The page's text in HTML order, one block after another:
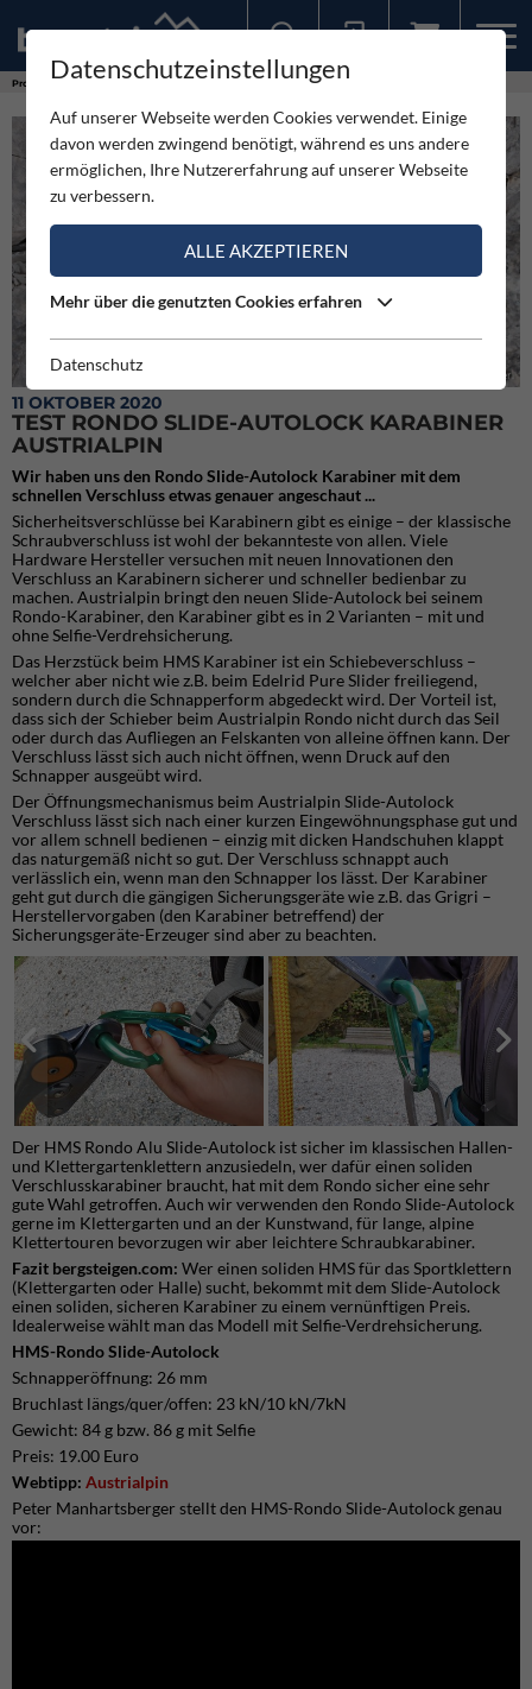
Produkte
Beim alpinen Klettern mit dem HMS RONDO Slide-Autolock Karabiner.
11 OKTOBER 2020
TEST RONDO SLIDE-AUTOLOCK KARABINER
AUSTRIALPIN
Wir haben uns den Rondo Slide-Autolock Karabiner mit dem
schnellen Verschluss etwas genauer angeschaut ...
Sicherheitsverschlüsse bei Karabinern gibt es einige – der klassische
Schraubverschluss ist wohl der bekannteste von allen. Viele
Hardware Hersteller versuchen mit neuen Innovationen den
Verschluss an Karabinern sicherer und schneller bedienbar zu
machen. Austrialpin bringt den neuen Slide-Autolock bei seinem
Rondo-Karabiner, den Karabiner gibt es in 2 Varianten – mit und
ohne Selfie-Verdrehsicherung.
Das Herzstück beim HMS Karabiner ist ein Schiebeverschluss –
welcher aber nicht wie z.B. beim Edelrid Pure Slider freiliegend,
sondern durch die Schnapperform abgedeckt wird. Der Vorteil ist,
dass sich der Schieber beim Austrialpin Rondo nicht durch das Seil
oder durch das Aufliegen an Felskanten von alleine öffnen kann. Der
Verschluss lässt sich auch nicht öffnen, wenn Druck auf den
Schnapper ausgeübt wird.
Der Öffnungsmechanismus beim Austrialpin Slide-Autolock
Verschluss lässt sich nach einer kurzen Eingewöhnungsphase gut und
vor allem schnell bedienen – einzig mit dicken Handschuhen klappt
das naturgemäß nicht so gut. Der Verschluss schnappt auch
verlässlich ein, wenn man den Schnapper los lässt. Der Karabiner
geht gut durch die gängigen Sicherungsgeräte wie z.B. das Grigri –
Herstellervorgaben (den Karabiner betreffend) der
Sicherungsgeräte-Erzeuger sind aber zu beachten.
Der HMS Rondo Alu Slide-Autolock ist sicher im klassischen Hallen-
und Klettergartenklettern anzusiedeln, wer dafür einen soliden
Verschlusskarabiner braucht, hat mit dem Rondo sicher eine sehr
gute Wahl getroffen. Auch wir verwenden den Rondo Slide-Autolock
gerne im Klettergarten und an der Kunstwand, für lange, alpine
Klettertouren bevorzugen wir aber leichtere Schraubkarabiner.
Fazit bergsteigen.com: Wer einen soliden HMS für das Sportklettern
(Klettergarten oder Halle) sucht, bekommt mit dem Slide-Autolock
einen soliden, sicheren Karabiner zu einem vernünftigen Preis.
Idealerweise wählt man das Modell mit Selfie-Verdrehsicherung.
HMS-Rondo Slide-Autolock
Schnapperöffnung: 26 mm
Bruchlast längs/quer/offen: 23 kN/10 kN/7kN
Gewicht: 84 g bzw. 86 g mit Selfie
Preis: 19.00 Euro
Webtipp: Austrialpin
Peter Manhartsberger stellt den HMS-Rondo Slide-Autolock genau
vor:
Datenschutzeinstellungen
Auf unserer Webseite werden Cookies verwendet. Einige
davon werden zwingend benötigt, während es uns andere
ermöglichen, Ihre Nutzererfahrung auf unserer Webseite
zu verbessern.
ALLE AKZEPTIEREN
Mehr über die genutzten Cookies erfahren
Datenschutz